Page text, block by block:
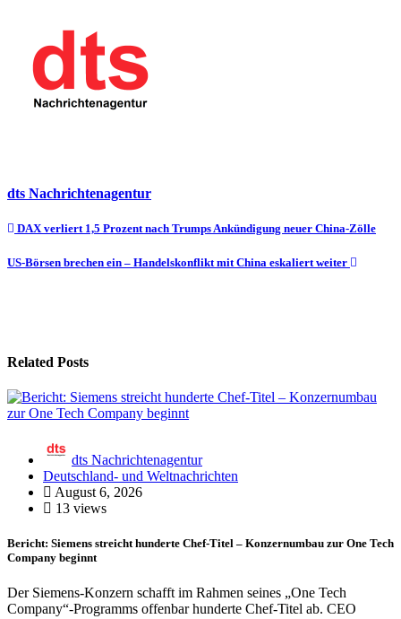
dts Nachrichtenagentur
Beitragsnavigation
DAX verliert 1,5 Prozent nach Trumps Ankündigung neuer China-Zölle
US-Börsen brechen ein – Handelskonflikt mit China eskaliert weiter
Related Posts
dts Nachrichtenagentur
Deutschland- und Weltnachrichten
August 6, 2026
13 views
Bericht: Siemens streicht hunderte Chef-Titel – Konzernumbau zur One Tech
Company beginnt
Der Siemens-Konzern schafft im Rahmen seines „One Tech
Company“-Programms offenbar hunderte Chef-Titel ab. CEO